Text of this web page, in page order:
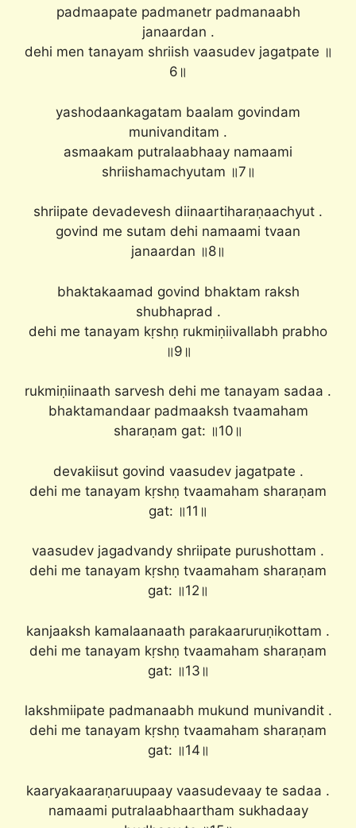
padmaapate padmanetr padmanaabh
janaardan .
dehi men tanayam shriish vaasudev jagatpate ॥
6॥
yashodaankagatam baalam govindam
munivanditam .
asmaakam putralaabhaay namaami
shriishamachyutam ॥7॥
shriipate devadevesh diinaartiharaṇaachyut .
govind me sutam dehi namaami tvaan
janaardan ॥8॥
bhaktakaamad govind bhaktam raksh
shubhaprad .
dehi me tanayam kṛshṇ rukmiṇiivallabh prabho
॥9॥
rukmiṇiinaath sarvesh dehi me tanayam sadaa .
bhaktamandaar padmaaksh tvaamaham
sharaṇam gat: ॥10॥
devakiisut govind vaasudev jagatpate .
dehi me tanayam kṛshṇ tvaamaham sharaṇam
gat: ॥11॥
vaasudev jagadvandy shriipate purushottam .
dehi me tanayam kṛshṇ tvaamaham sharaṇam
gat: ॥12॥
kanjaaksh kamalaanaath parakaaruruṇikottam .
dehi me tanayam kṛshṇ tvaamaham sharaṇam
gat: ॥13॥
lakshmiipate padmanaabh mukund munivandit .
dehi me tanayam kṛshṇ tvaamaham sharaṇam
gat: ॥14॥
kaaryakaaraṇaruupaay vaasudevaay te sadaa .
namaami putralaabhaartham sukhadaay